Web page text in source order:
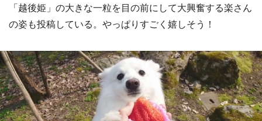
「越後姫」の大きな一粒を目の前にして大興奮する楽さん
の姿も投稿している。やっぱりすごく嬉しそう！